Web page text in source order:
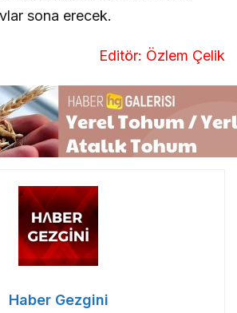
sona erecek.
Editör: Özlem Çelik
Haber Gezgini